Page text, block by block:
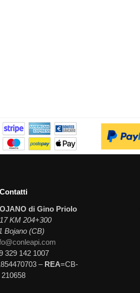
Contatti
di Gino Priolo
KM 204+300
Bojano (CB)
329 142 1007
– REA=CB-
210658